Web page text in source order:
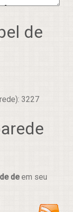
de
3227
deem seu